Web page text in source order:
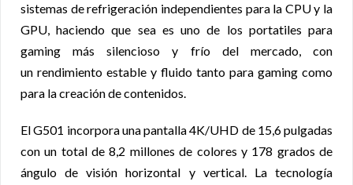
sistemas de refrigeración independientes para la CPU y la
GPU, haciendo que sea es uno de los portatiles para
gaming más silencioso y frío del mercado, con
un rendimiento estable y fluido tanto para gaming como
para la creación de contenidos.
El G501 incorpora una pantalla 4K/UHD de 15,6 pulgadas
con un total de 8,2 millones de colores y 178 grados de
ángulo de visión horizontal y vertical. La tecnología